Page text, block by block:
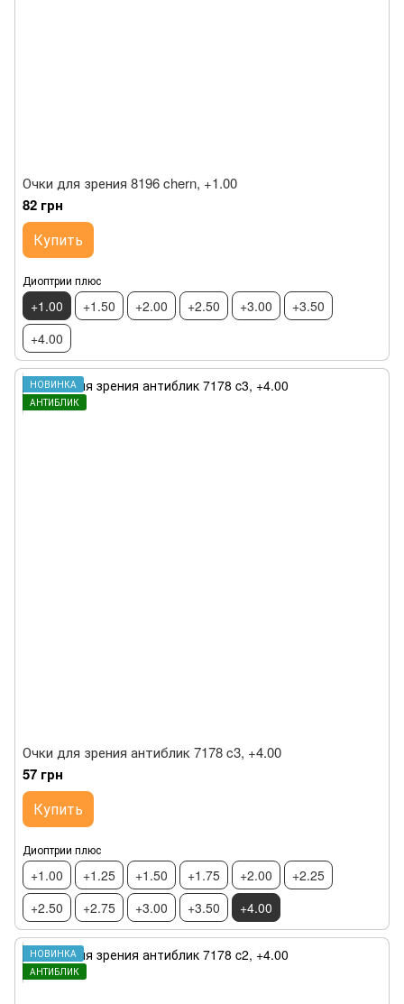
Очки для зрения 8196 chern, +1.00
82 грн
Купить
Диоптрии плюс
+1.00 +1.50 +2.00 +2.50 +3.00
+3.50
+4.00
НОВИНКА
АНТИБЛИК
Очки для зрения антиблик 7178 c3, +4.00
57 грн
Купить
Диоптрии плюс
+1.00 +1.25 +1.50 +1.75 +2.00
+2.25
+2.50
+2.75 +3.00 +3.50 +4.00
НОВИНКА
АНТИБЛИК